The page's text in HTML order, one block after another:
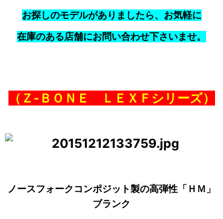
お探しのモデルがありましたら、お気軽に
在庫のある店舗にお問い合わせ下さいませ。
（Ｚ‐ＢＯＮＥ ＬＥＸＦシリーズ）
ノースフォークコンポジット製の高弾性「ＨＭ」
ブランク